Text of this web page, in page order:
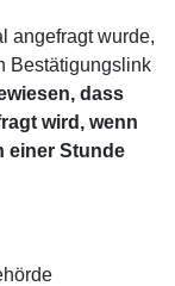
angefragt wurde,
Bestätigungslink
dass
wird, wenn
einer Stunde